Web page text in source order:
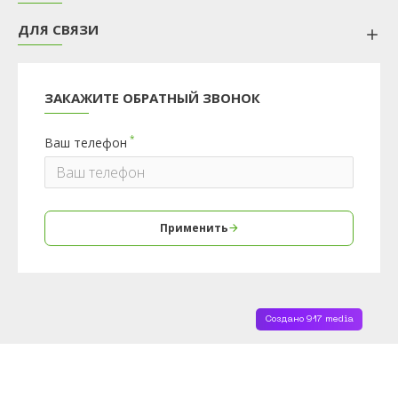
ДЛЯ СВЯЗИ
ЗАКАЖИТЕ ОБРАТНЫЙ ЗВОНОК
Ваш телефон
Применить
Создано 917 media